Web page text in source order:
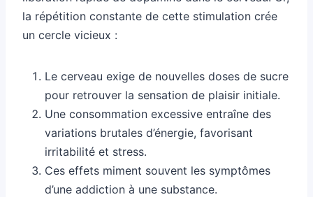
la répétition constante de cette stimulation crée
un cercle vicieux :
Le cerveau exige de nouvelles doses de sucre
pour retrouver la sensation de plaisir initiale.
Une consommation excessive entraîne des
variations brutales d’énergie, favorisant
irritabilité et stress.
Ces effets miment souvent les symptômes
d’une addiction à une substance.